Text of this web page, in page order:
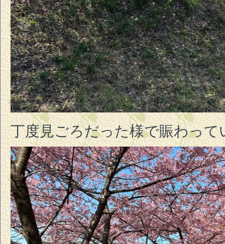
丁度見ごろだった様で賑わって